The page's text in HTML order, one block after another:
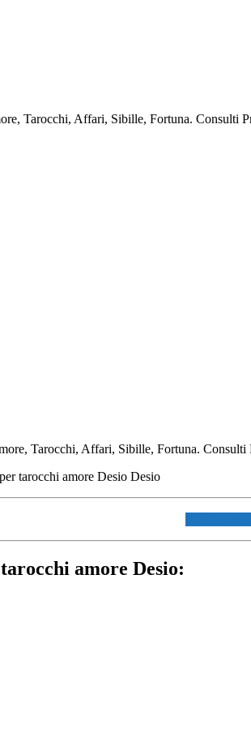
Tarocchi, Affari, Sibille, Fortuna. Consulti
Tarocchi, Affari, Sibille, Fortuna. Consulti
amore Desio: